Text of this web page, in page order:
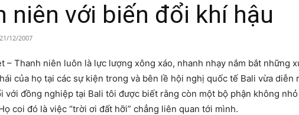
niên với biến đổi khí hậu
21/12/2007
– Thanh niên luôn là lực lượng xông xáo, nhanh nhạy nắm bắt những
của họ tại các sự kiện trong và bên lề hội nghị quốc tế Bali vừa
với đồng nghiệp tại Bali tôi được biết rằng còn một bộ phận không
coi đó là việc “trời ơi đất hỡi” chẳng liên quan tới mình.